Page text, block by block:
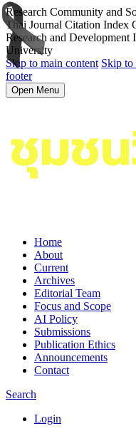
Research Community and
Thai Journal Citation Index
Research and Development
University
Skip to main content Skip to
footer
Open Menu
Home
About
Current
Archives
Editorial Team
Focus and Scope
AI Policy
Submissions
Publication Ethics
Announcements
Contact
Search
Login